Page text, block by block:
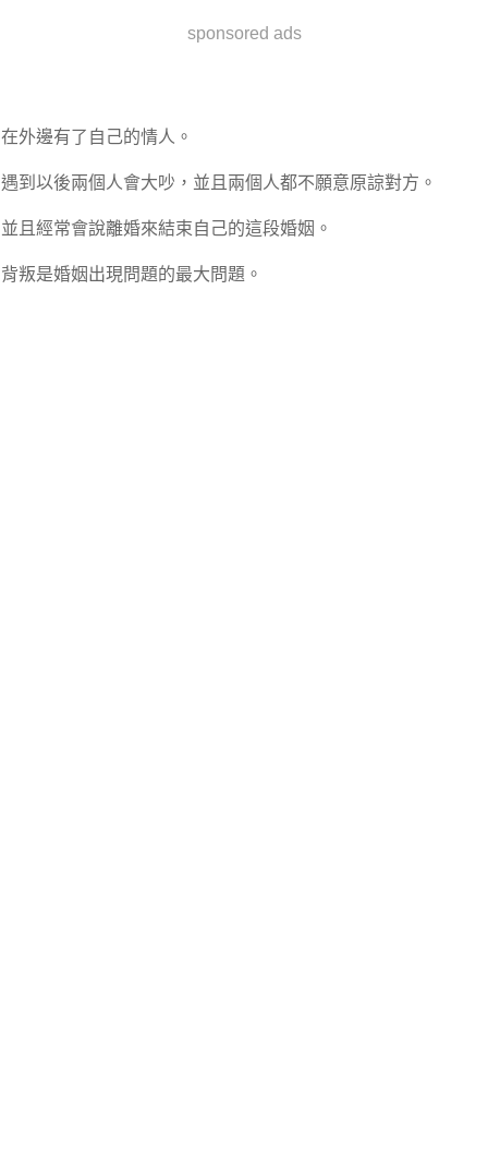
sponsored ads
在外邊有了自己的情人。
遇到以後兩個人會大吵，並且兩個人都不願意原諒對方。
並且經常會說離婚來結束自己的這段婚姻。
背叛是婚姻出現問題的最大問題。